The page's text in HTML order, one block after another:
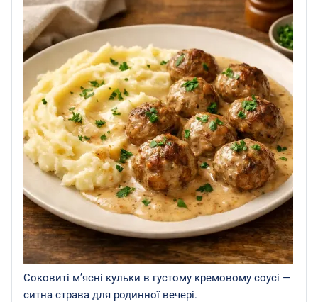
Соковиті м’ясні кульки в густому кремовому соусі —
ситна страва для родинної вечері.